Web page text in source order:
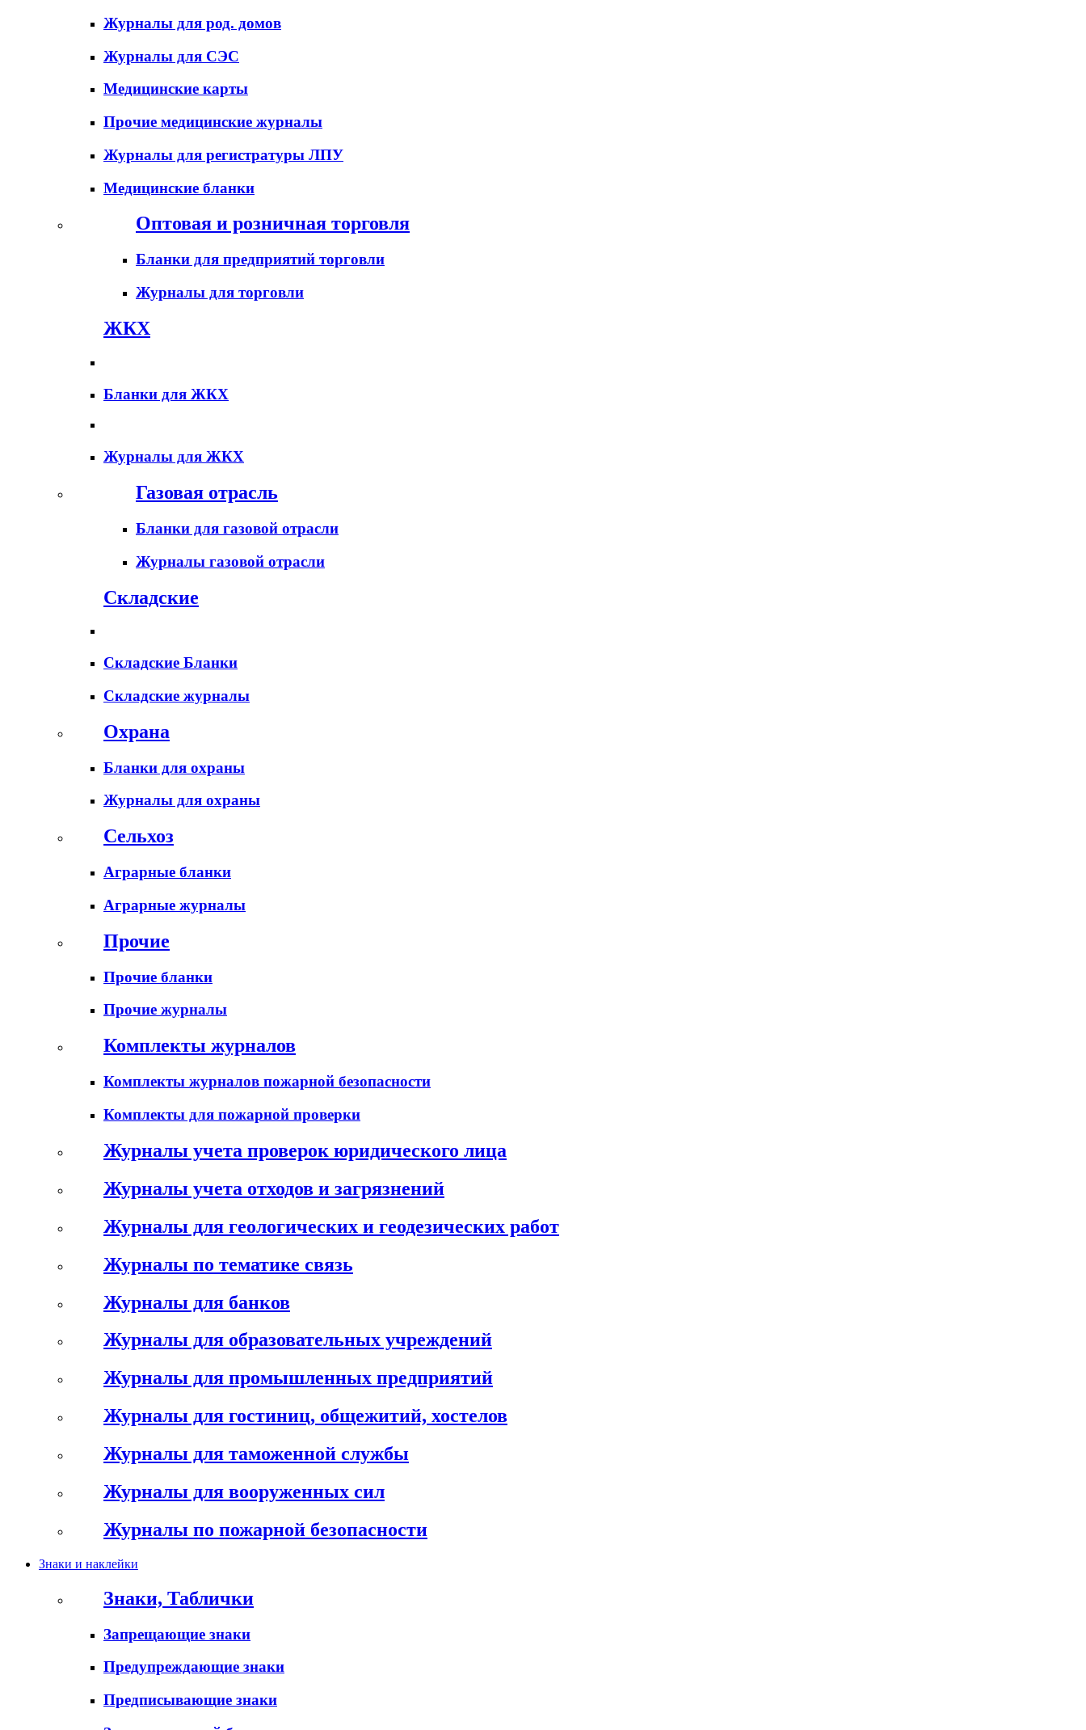
Журналы для род. домов
Журналы для СЭС
Медицинские карты
Прочие медицинские журналы
Журналы для регистратуры ЛПУ
Медицинские бланки
Оптовая и розничная торговля
Бланки для предприятий торговли
Журналы для торговли
ЖКХ
Бланки для ЖКХ
Журналы для ЖКХ
Газовая отрасль
Бланки для газовой отрасли
Журналы газовой отрасли
Складские
Складские Бланки
Складские журналы
Охрана
Бланки для охраны
Журналы для охраны
Сельхоз
Аграрные бланки
Аграрные журналы
Прочие
Прочие бланки
Прочие журналы
Комплекты журналов
Комплекты журналов пожарной безопасности
Комплекты для пожарной проверки
Журналы учета проверок юридического лица
Журналы учета отходов и загрязнений
Журналы для геологических и геодезических работ
Журналы по тематике связь
Журналы для банков
Журналы для образовательных учреждений
Журналы для промышленных предприятий
Журналы для гостиниц, общежитий, хостелов
Журналы для таможенной службы
Журналы для вооруженных сил
Журналы по пожарной безопасности
Знаки и наклейки
Знаки, Таблички
Запрещающие знаки
Предупреждающие знаки
Предписывающие знаки